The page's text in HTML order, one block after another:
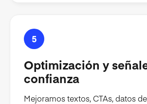
5
Optimización y
confianza
Mejoramos textos, CTAs, datos